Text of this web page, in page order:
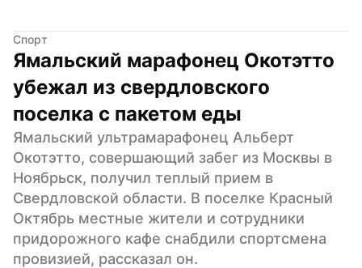
Спорт
Ямальский марафонец Окотэтто
убежал из свердловского
поселка с пакетом еды
Ямальский ультрамарафонец Альберт
Окотэтто, совершающий забег из Москвы в
Ноябрьск, получил теплый прием в
Свердловской области. В поселке Красный
Октябрь местные жители и сотрудники
придорожного кафе снабдили спортсмена
провизией, рассказал он.